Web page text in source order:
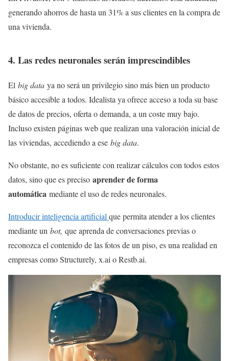
generando ahorros de hasta un 31% a sus clientes en la compra de
una vivienda.
4. Las redes neuronales serán imprescindibles
El big data ya no será un privilegio sino más bien un producto
básico accesible a todos. Idealista ya ofrece acceso a toda su base
de datos de precios, oferta o demanda, a un coste muy bajo.
Incluso existen páginas web que realizan una valoración inicial de
las viviendas, accediendo a ese big data.
No obstante, no es suficiente con realizar cálculos con todos estos
datos, sino que es preciso aprender de forma
automática mediante el uso de redes neuronales.
Introducir inteligencia artificial que permita atender a los clientes
mediante un bot, que aprenda de conversaciones previas o
reconozca el contenido de las fotos de un piso, es una realidad en
empresas como Structurely, x.ai o Restb.ai.